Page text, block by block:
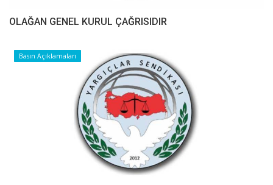
OLAĞAN GENEL KURUL ÇAĞRISIDIR
Basın Açıklamaları